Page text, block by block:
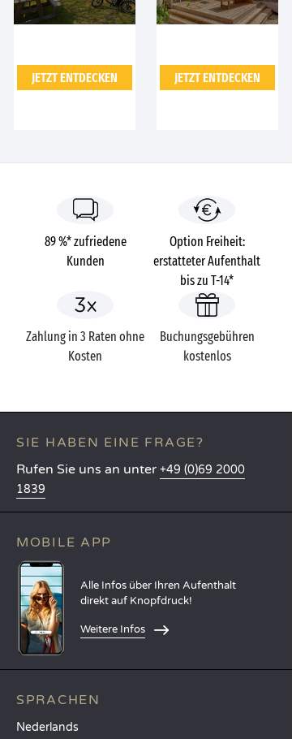
JETZT ENTDECKEN JETZT ENTDECKEN
89 %* zufriedene
Kunden
Option Freiheit:
erstatteter Aufenthalt
bis zu T-14*
Zahlung in 3 Raten ohne
Kosten
Buchungsgebühren
kostenlos
SIE HABEN EINE FRAGE?
Rufen Sie uns an unter +49 (0)69 2000
1839
MOBILE APP
Alle Infos über Ihren Aufenthalt
direkt auf Knopfdruck!
Weitere Infos
SPRACHEN
Nederlands